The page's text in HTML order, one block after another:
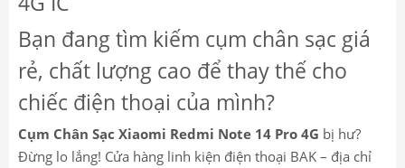
Bạn đang tìm kiếm cụm chân sạc giá
rẻ, chất lượng cao để thay thế cho
chiếc điện thoại của mình?
Cụm Chân Sạc Xiaomi Redmi Note 14 Pro 4G bị hư?
Đừng lo lắng! Cửa hàng linh kiện điện thoại BAK – địa chỉ